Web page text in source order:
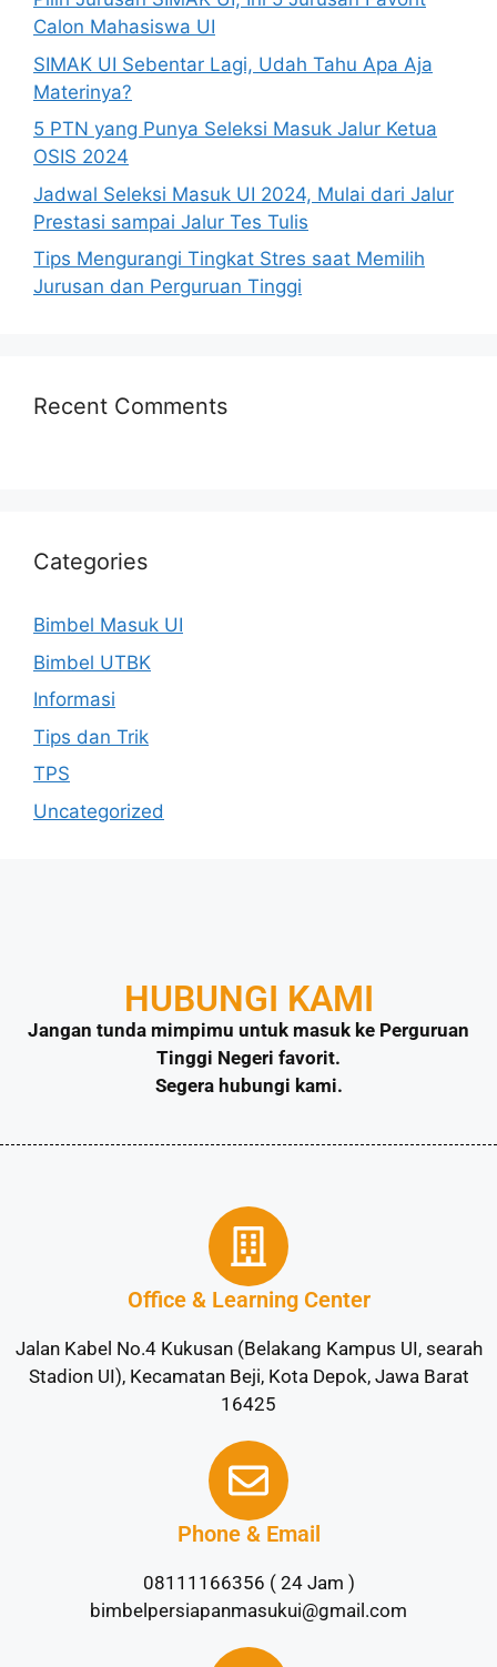
Calon Mahasiswa UI
SIMAK UI Sebentar Lagi, Udah Tahu Apa Aja
Materinya?
5 PTN yang Punya Seleksi Masuk Jalur Ketua
OSIS 2024
Jadwal Seleksi Masuk UI 2024, Mulai dari Jalur
Prestasi sampai Jalur Tes Tulis
Tips Mengurangi Tingkat Stres saat Memilih
Jurusan dan Perguruan Tinggi
Recent Comments
Categories
Bimbel Masuk UI
Bimbel UTBK
Informasi
Tips dan Trik
TPS
Uncategorized
HUBUNGI KAMI
Jangan tunda mimpimu untuk masuk ke Perguruan
Tinggi Negeri favorit.
Segera hubungi kami.
Office & Learning Center
Jalan Kabel No.4 Kukusan (Belakang Kampus UI, searah
Stadion UI), Kecamatan Beji, Kota Depok, Jawa Barat
16425
Phone & Email
08111166356 ( 24 Jam )
bimbelpersiapanmasukui@gmail.com